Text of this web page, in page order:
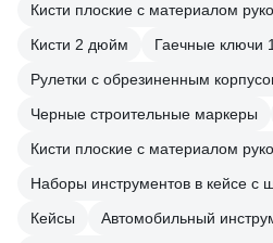
Кисти плоские с материалом
Кисти 2 дюйм
Гаечные ключи
Рулетки с обрезиненным
Черные строительные маркеры
Кисти плоские с материалом
Наборы инструментов в кейсе с
Кейсы
Автомобильный